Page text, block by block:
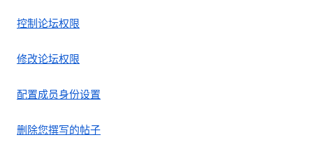
控制论坛权限
修改论坛权限
配置成员身份设置
删除您撰写的帖子